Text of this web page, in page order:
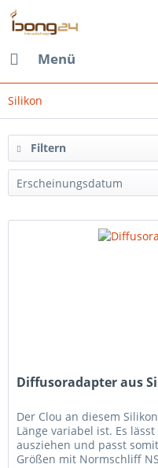
Menü
Silikon
Filtern
Diffusoradapter aus
Der Clou an diesem
Länge variabel ist. Es
ausziehen und passt
Größen mit Normschliff